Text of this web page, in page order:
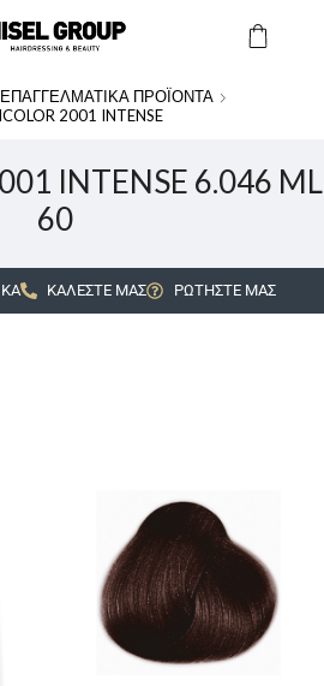
ΕΠΑΓΓΕΛΜΑΤΙΚΑ ΠΡΟΪΟΝΤΑ
2001 INTENSE
INTENSE 6.046
60
ΚΑΛΕΣΤΕ ΜΑΣ ΡΩΤΗΣΤΕ ΜΑΣ